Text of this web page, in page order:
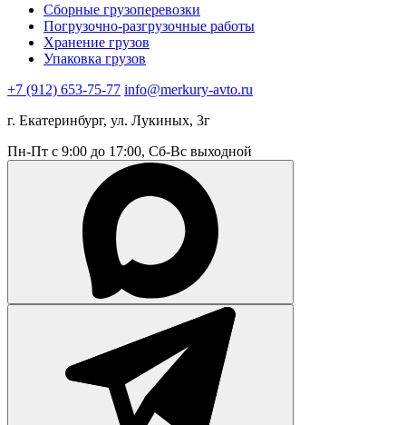
Сборные грузоперевозки
Погрузочно-разгрузочные работы
Хранение грузов
Упаковка грузов
+7 (912) 653-75-77 info@merkury-avto.ru
г. Екатеринбург, ул. Лукиных, 3г
Пн-Пт с 9:00 до 17:00, Сб-Вс выходной